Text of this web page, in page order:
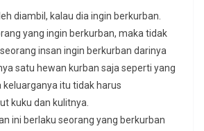
diambil, kalau dia ingin berkurban.
yang ingin berkurban, maka tidak
insan ingin berkurban darinya
satu hewan kurban saja seperti yang
itu tidak harus
kuku dan kulitnya.
ini berlaku seorang yang berkurban